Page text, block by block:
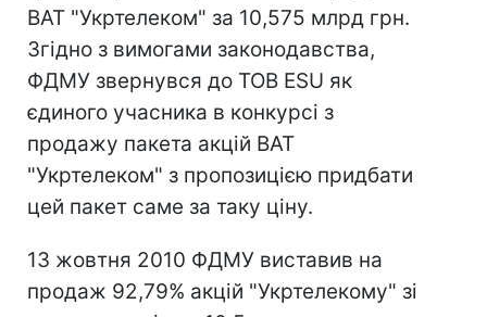
ВАТ "Укртелеком" за 10,575 млрд грн.
Згідно з вимогами законодавства,
ФДМУ звернувся до ТОВ ESU як
єдиного учасника в конкурсі з
продажу пакета акцій ВАТ
"Укртелеком" з пропозицією придбати
цей пакет саме за таку ціну.
13 жовтня 2010 ФДМУ виставив на
продаж 92,79% акцій "Укртелекому" зі